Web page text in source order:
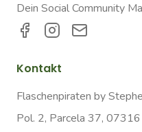
Dein Social Community
Kontakt
Flaschenpiraten by
Pol. 2, Parcela 37,